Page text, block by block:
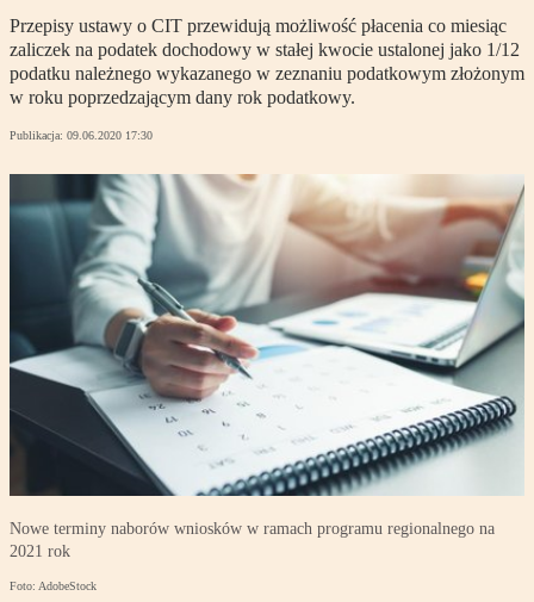
Przepisy ustawy o CIT przewidują możliwość płacenia co miesiąc
zaliczek na podatek dochodowy w stałej kwocie ustalonej jako 1/12
podatku należnego wykazanego w zeznaniu podatkowym złożonym
w roku poprzedzającym dany rok podatkowy.
Publikacja: 09.06.2020 17:30
Nowe terminy naborów wniosków w ramach programu regionalnego na
2021 rok
Foto: AdobeStock